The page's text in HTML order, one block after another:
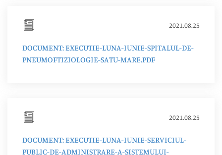
2021.08.25
DOCUMENT: EXECUTIE-LUNA-IUNIE-SPITALUL-DE-
PNEUMOFTIZIOLOGIE-SATU-MARE.PDF
2021.08.25
DOCUMENT: EXECUTIE-LUNA-IUNIE-SERVICIUL-
PUBLIC-DE-ADMINISTRARE-A-SISTEMULUI-